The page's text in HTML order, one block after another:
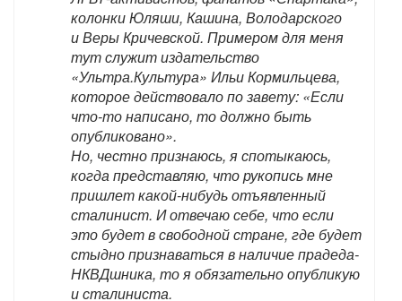
колонки Юляши, Кашина, Володарского
и Веры Кричевской. Примером для меня
тут служит издательство
«Ультра.Культура» Ильи Кормильцева,
которое действовало по завету: «Если
что-то написано, то должно быть
опубликовано».
Но, честно признаюсь, я спотыкаюсь,
когда представляю, что рукопись мне
пришлет какой-нибудь отъявленный
сталинист. И отвечаю себе, что если
это будет в свободной стране, где будет
стыдно признаваться в наличие прадеда-
НКВДшника, то я обязательно опубликую
и сталиниста.